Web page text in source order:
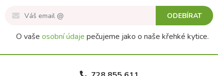
ODEBÍRAT
O vaše osobní údaje pečujeme jako o naše křehké kytice.